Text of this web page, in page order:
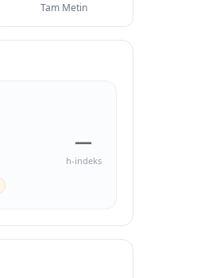
Tam Metin
—
h-indeks